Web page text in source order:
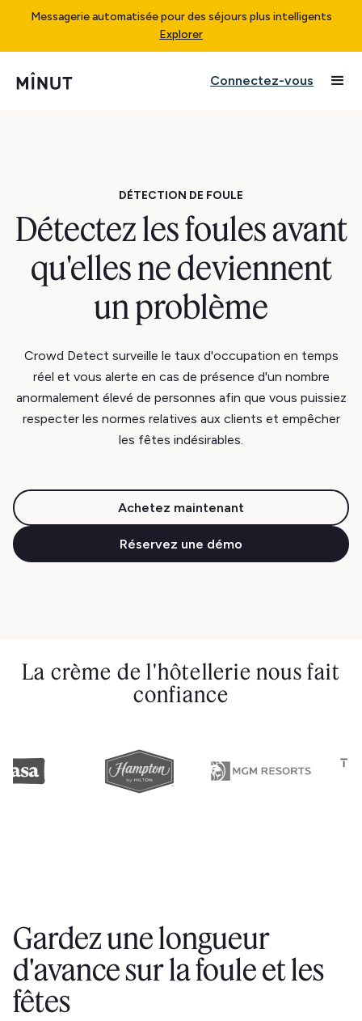
Messagerie automatisée pour des séjours plus intelligents
Explorer
Connectez-vous
DÉTECTION DE FOULE
Détectez les foules avant
qu'elles ne deviennent
un problème
Crowd Detect surveille le taux d'occupation en temps
réel et vous alerte en cas de présence d'un nombre
anormalement élevé de personnes afin que vous puissiez
respecter les normes relatives aux clients et empêcher
les fêtes indésirables.
Achetez maintenant
Réservez une démo
La crème de l'hôtellerie nous fait
confiance
Gardez une longueur
d'avance sur la foule et les
fêtes